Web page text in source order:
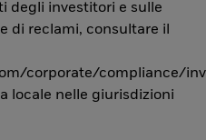
degli investitori e sulle
di reclami, consultare il
corporate/compliance/
locale nelle giurisdizioni